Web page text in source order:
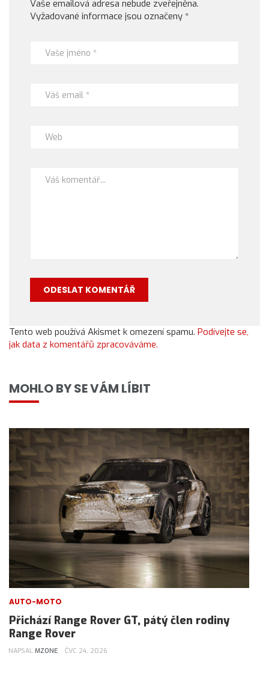
Vaše emailová adresa nebude zveřejněna.
Vyžadované informace jsou označeny *
Tento web používá Akismet k omezení spamu. Podívejte se,
jak data z komentářů zpracováváme.
MOHLO BY SE VÁM LÍBIT
AUTO-MOTO
Přichází Range Rover GT, pátý člen rodiny
Range Rover
NAPSAL MZONE ČVC 24, 2026